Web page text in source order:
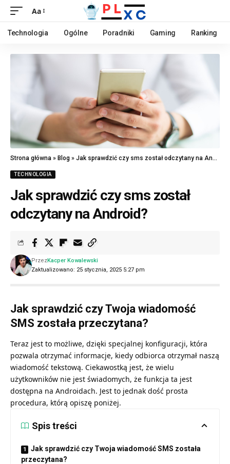
Aa
Technologia Ogólne Poradniki Gaming Ranking
Strona główna » Blog » Jak sprawdzić czy sms został odczytany na Android?
TECHNOLOGIA
Jak sprawdzić czy sms został
odczytany na Android?
Zaktualizowano: 25 stycznia, 2025 5:27 pm
PrzezKacper Kowalewski
Jak sprawdzić czy Twoja wiadomość
SMS została przeczytana?
Teraz jest to możliwe, dzięki specjalnej konfiguracji, która
pozwala otrzymać informacje, kiedy odbiorca otrzymał naszą
wiadomość tekstową. Ciekawostką jest, że wielu
użytkowników nie jest świadomych, że funkcja ta jest
dostępna na Androidach. Jest to jednak dość prosta
procedura, którą opiszę poniżej.
Spis treści
Jak sprawdzić czy Twoja wiadomość SMS została
przeczytana?